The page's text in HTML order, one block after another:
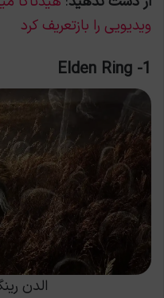
ویدیویی را بازتعریف کرد
1- Elden Ring
الدن